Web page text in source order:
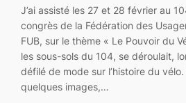
J’ai assisté les 27 et 28 février au
congrès de la Fédération des
FUB, sur le thème « Le Pouvoir du
les sous-sols du 104, se déroulait,
défilé de mode sur l’histoire du vélo.
quelques images,…